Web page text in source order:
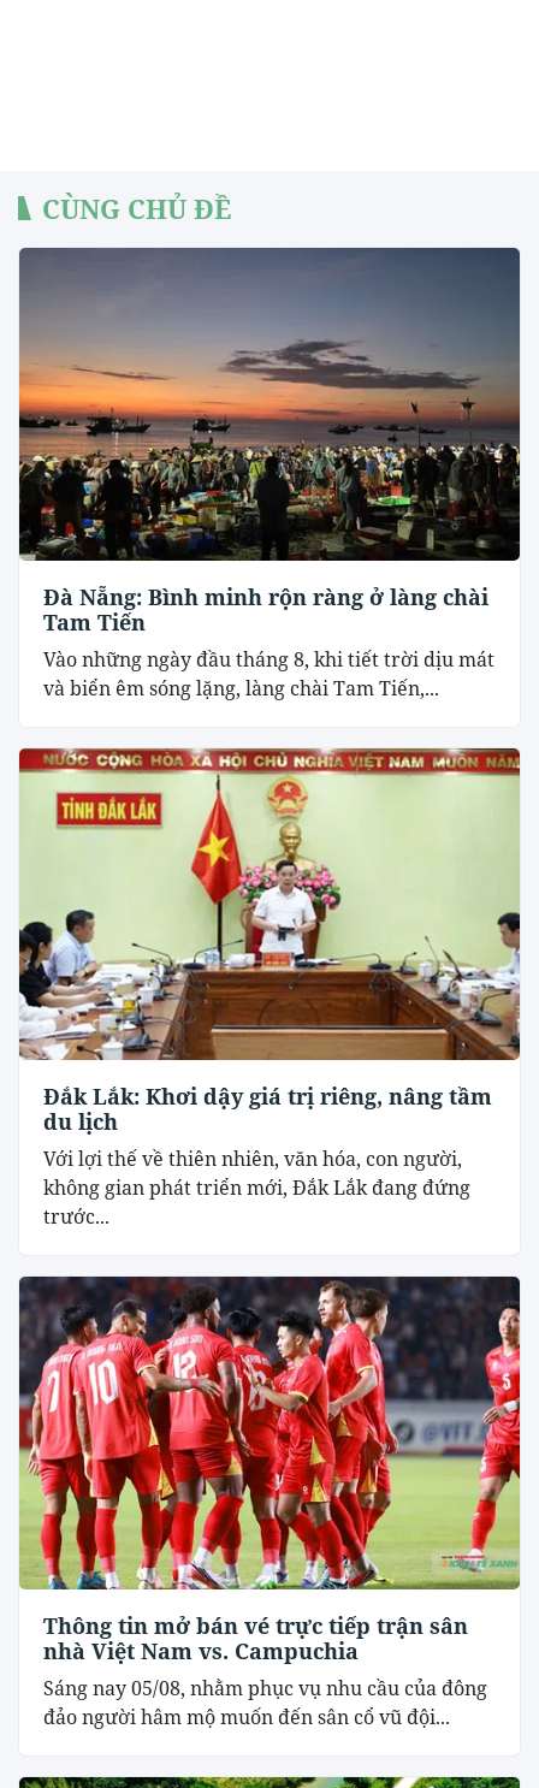
CÙNG CHỦ ĐỀ
Đà Nẵng: Bình minh rộn ràng ở làng chài
Tam Tiến
Vào những ngày đầu tháng 8, khi tiết trời dịu mát
và biển êm sóng lặng, làng chài Tam Tiến,...
Đắk Lắk: Khơi dậy giá trị riêng, nâng tầm
du lịch
Với lợi thế về thiên nhiên, văn hóa, con người,
không gian phát triển mới, Đắk Lắk đang đứng
trước...
Thông tin mở bán vé trực tiếp trận sân
nhà Việt Nam vs. Campuchia
Sáng nay 05/08, nhằm phục vụ nhu cầu của đông
đảo người hâm mộ muốn đến sân cổ vũ đội...